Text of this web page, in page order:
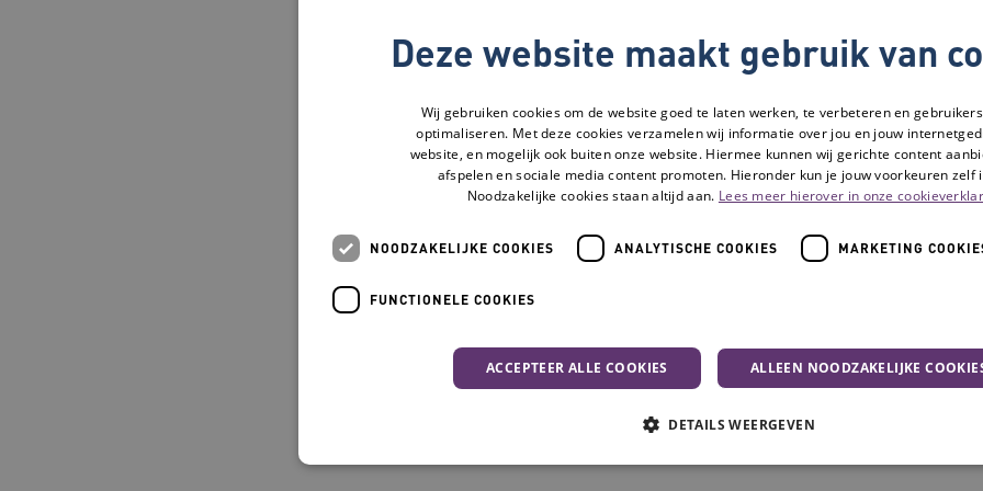
Hoe ben je hierin actief?
Ik ben actief in de werkgroep Wonen en
Overleg Zorg Oudere Migranten (OZOM).
Hoe wil je bijdragen aan
Door mijn bestuurlijke ervaring en
gebied van ouderen, zorg en welzijn wil ik in
leveren in het wel en wee van ouderen.
Deze website maakt gebruik van
Wij gebruiken cookies om de website goed te laten werken, te verbeteren en
optimaliseren. Met deze cookies verzamelen wij informatie over jou en jouw
website, en mogelijk ook buiten onze website. Hiermee kunnen wij gerichte content
afspelen en sociale media content promoten. Hieronder kun je jouw voorkeuren zelf
Noodzakelijke cookies staan altijd aan. Lees meer hierover in onze
NOODZAKELIJKE COOKIES ANALYTISCHE COOKIES MARKETING
FUNCTIONELE COOKIES
ACCEPTEER ALLE COOKIES ALLEEN NOODZAKELIJKE
DETAILS WEERGEVEN